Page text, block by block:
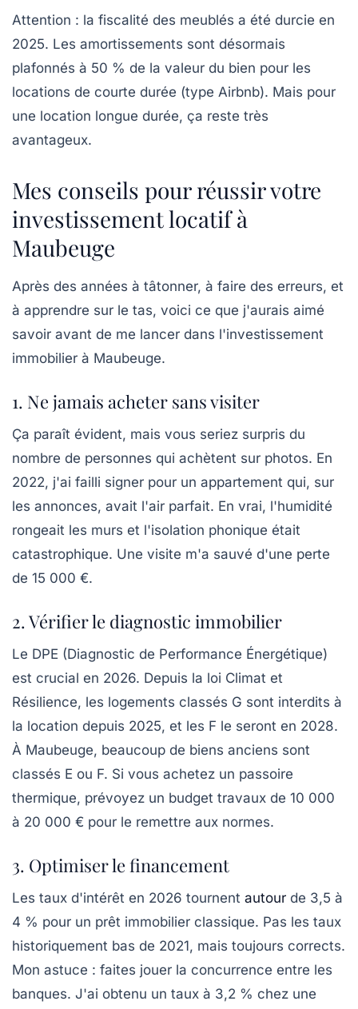
Attention : la fiscalité des meublés a été durcie en
2025. Les amortissements sont désormais
plafonnés à 50 % de la valeur du bien pour les
locations de courte durée (type Airbnb). Mais pour
une location longue durée, ça reste très
avantageux.
Mes conseils pour réussir votre
investissement locatif à
Maubeuge
Après des années à tâtonner, à faire des erreurs, et
à apprendre sur le tas, voici ce que j'aurais aimé
savoir avant de me lancer dans l'investissement
immobilier à Maubeuge.
1. Ne jamais acheter sans visiter
Ça paraît évident, mais vous seriez surpris du
nombre de personnes qui achètent sur photos. En
2022, j'ai failli signer pour un appartement qui, sur
les annonces, avait l'air parfait. En vrai, l'humidité
rongeait les murs et l'isolation phonique était
catastrophique. Une visite m'a sauvé d'une perte
de 15 000 €.
2. Vérifier le diagnostic immobilier
Le DPE (Diagnostic de Performance Énergétique)
est crucial en 2026. Depuis la loi Climat et
Résilience, les logements classés G sont interdits à
la location depuis 2025, et les F le seront en 2028.
À Maubeuge, beaucoup de biens anciens sont
classés E ou F. Si vous achetez un passoire
thermique, prévoyez un budget travaux de 10 000
à 20 000 € pour le remettre aux normes.
3. Optimiser le financement
Les taux d'intérêt en 2026 tournent autour de 3,5 à
4 % pour un prêt immobilier classique. Pas les taux
historiquement bas de 2021, mais toujours corrects.
Mon astuce : faites jouer la concurrence entre les
banques. J'ai obtenu un taux à 3,2 % chez une